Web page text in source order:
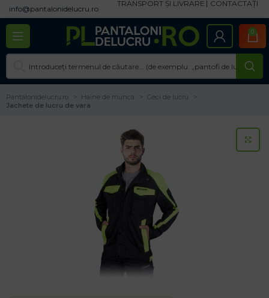
info@pantalonidelucru.ro
TRANSPORT ȘI LIVRARE CONTACTAȚI
0
Pantalonidelucru.ro Haine de munca
Geci de lucru
Jachete de lucru de vara